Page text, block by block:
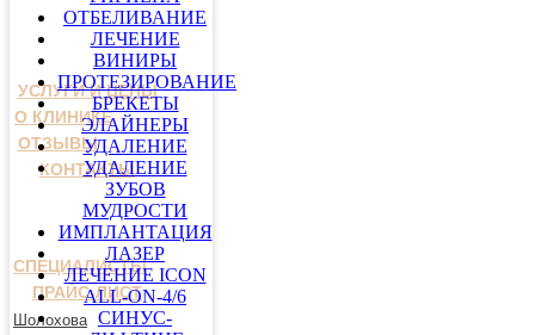
УСЛУГИ И ЦЕНЫ
О КЛИНИКЕ
ОТЗЫВЫ
КОНТАКТЫ
СПЕЦИАЛИСТЫ
ПРАЙС-ЛИСТ
Шолохова
ОТБЕЛИВАНИЕ
ЛЕЧЕНИЕ
ВИНИРЫ
ПРОТЕЗИРОВАНИЕ
БРЕКЕТЫ
ЭЛАЙНЕРЫ
УДАЛЕНИЕ
УДАЛЕНИЕ
ЗУБОВ
МУДРОСТИ
ИМПЛАНТАЦИЯ
ЛАЗЕР
ЛЕЧЕНИЕ ICON
ALL-ON-4/6
СИНУС-